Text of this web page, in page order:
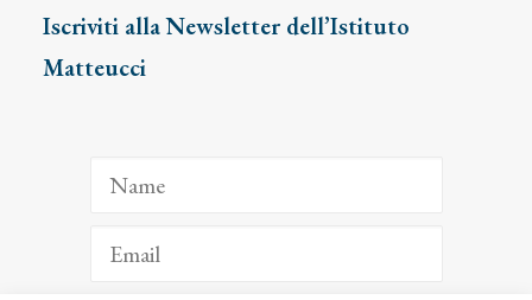
Iscriviti alla Newsletter dell’Istituto
Matteucci